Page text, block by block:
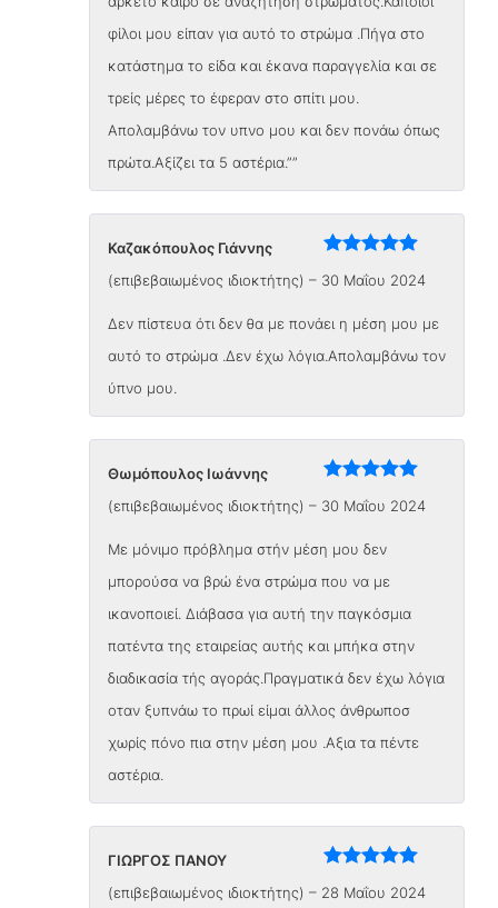
φίλοι μου είπαν για αυτό το στρώμα .Πήγα στο
κατάστημα το είδα και έκανα παραγγελία και σε
τρείς μέρες το έφεραν στο σπίτι μου.
Απολαμβάνω τον υπνο μου και δεν πονάω όπως
πρώτα.Αξίζει τα 5 αστέρια.””
με5από 5
Καζακόπουλος Γιάννης
(επιβεβαιωμένος ιδιοκτήτης) – 30 Μαΐου 2024
Δεν πίστευα ότι δεν θα με πονάει η μέση μου με
αυτό το στρώμα .Δεν έχω λόγια.Απολαμβάνω τον
ύπνο μου.
με5από 5
Θωμόπουλος Ιωάννης
(επιβεβαιωμένος ιδιοκτήτης) – 30 Μαΐου 2024
Με μόνιμο πρόβλημα στήν μέση μου δεν
μπορούσα να βρώ ένα στρώμα που να με
ικανοποιεί. Διάβασα για αυτή την παγκόσμια
πατέντα της εταιρείας αυτής και μπήκα στην
διαδικασία τής αγοράς.Πραγματικά δεν έχω λόγια
οταν ξυπνάω το πρωί είμαι άλλος άνθρωποσ
χωρίς πόνο πια στην μέση μου .Αξια τα πέντε
αστέρια.
με5από 5
ΓΙΩΡΓΟΣ ΠΑΝΟΥ
(επιβεβαιωμένος ιδιοκτήτης) – 28 Μαΐου 2024